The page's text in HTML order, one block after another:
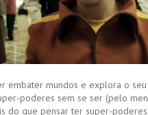
embater mundos e explora o
poderes sem se ser (pelo
do que pensar ter super-